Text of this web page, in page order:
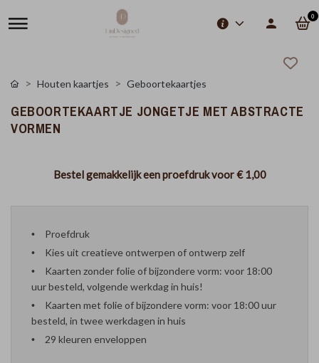
0
Houten kaartjes Geboortekaartjes
GEBOORTEKAARTJE JONGETJE MET ABSTRACTE
VORMEN
Bestel gemakkelijk een proefdruk voor€ 1,00
Proefdruk
Kies uit creatieve ontwerpen of ontwerp zelf
Kaarten zonder folie of bijzondere vorm: voor 18:00
uur besteld, volgende werkdag in huis!
Kaarten met folie of bijzondere vorm: voor 18:00 uur
besteld, in twee werkdagen in huis
29 kleuren enveloppen